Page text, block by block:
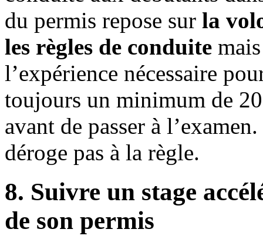
du permis repose sur la
les règles de conduite
l’expérience nécessaire
toujours un minimum de
avant de passer à
déroge pas à la règle.
8. Suivre un stage
de son permis